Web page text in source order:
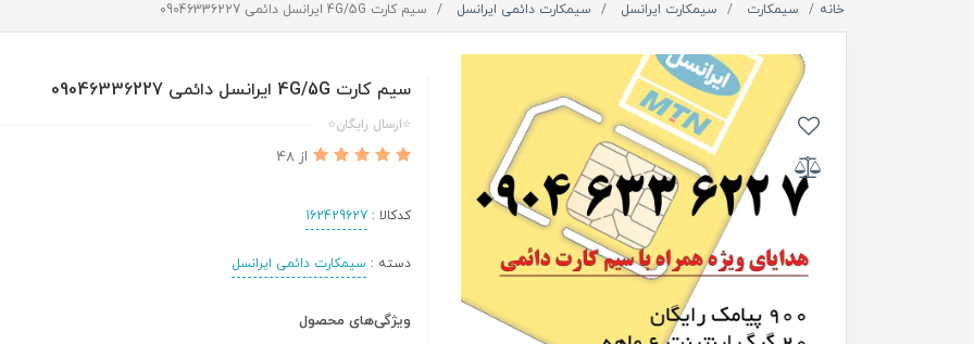
خانه سیمکارت سیمکارت ایرانسل سیمکارت دائمی ایرانسل سیم کارت 4G/5G ایرانسل دائمی 09046336227
سیم کارت 4G/5G ایرانسل دائمی 09046336227
⭐ارسال رایگان⭐
از 48
کدکالا :162429627
دسته : سیمکارت دائمی ایرانسل
ویژگی‌های محصول